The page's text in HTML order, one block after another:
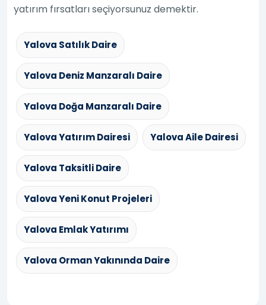
yatırım fırsatları seçiyorsunuz demektir.
Yalova Satılık Daire
Yalova Deniz Manzaralı Daire
Yalova Doğa Manzaralı Daire
Yalova Yatırım Dairesi Yalova Aile Dairesi
Yalova Taksitli Daire
Yalova Yeni Konut Projeleri
Yalova Emlak Yatırımı
Yalova Orman Yakınında Daire